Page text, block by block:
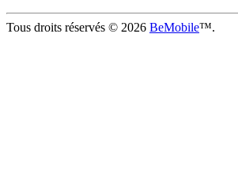
Tous droits réservés © 2026 BeMobile™.